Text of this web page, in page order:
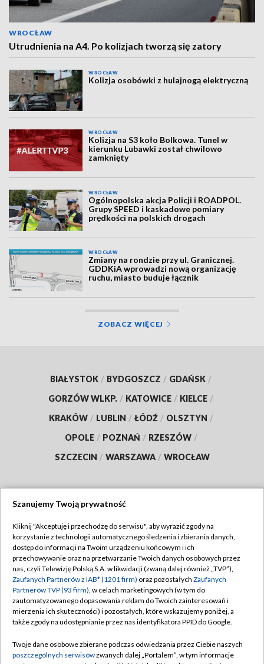
WROCŁAW
Utrudnienia na A4. Po kolizjach tworzą się zatory
WROCŁAW
Kolizja osobówki z hulajnogą elektryczną
WROCŁAW
Kolizja na S3 koło Bolkowa. Tunel w
kierunku Lubawki został chwilowo
zamknięty
WROCŁAW
Ogólnopolska akcja Policji i ROADPOL.
Grupy SPEED i kaskadowe pomiary
prędkości na polskich drogach
WROCŁAW
Zmiany na rondzie przy ul. Granicznej.
GDDKiA wprowadzi nową organizację
ruchu, miasto buduje łącznik
ZOBACZ WIĘCEJ
BIAŁYSTOK / BYDGOSZCZ / GDAŃSK /
GORZÓW WLKP. / KATOWICE / KIELCE /
KRAKÓW / LUBLIN / ŁÓDŹ / OLSZTYN /
OPOLE / POZNAŃ / RZESZÓW /
SZCZECIN / WARSZAWA / WROCŁAW
TVP
Abonament TVP
Emisja w TVP
Centrum informacji TVP
Naziemna Telewizja Cyfrowa
Rada Programowa
Regulamin TVP
Polityka prywatności
Moje zgody
Pomoc
Kontakt
Szanujemy Twoją prywatność
Kliknij "Akceptuję i przechodzę do serwisu", aby wyrazić zgody na
korzystanie z technologii automatycznego śledzenia i zbierania danych,
dostęp do informacji na Twoim urządzeniu końcowym i ich
przechowywanie oraz na przetwarzanie Twoich danych osobowych przez
nas, czyli Telewizję Polską S.A. w likwidacji (zwaną dalej również „TVP”),
Zaufanych Partnerów z IAB* (1201 firm) oraz pozostałych Zaufanych
Partnerów TVP (93 firm), w celach marketingowych (w tym do
zautomatyzowanego dopasowania reklam do Twoich zainteresowań i
mierzenia ich skuteczności) i pozostałych, które wskazujemy poniżej, a
także zgody na udostępnianie przez nas identyfikatora PPID do Google.
Twoje dane osobowe zbierane podczas odwiedzania przez Ciebie naszych
poszczególnych serwisówzwanych dalej „Portalem”, w tym informacje